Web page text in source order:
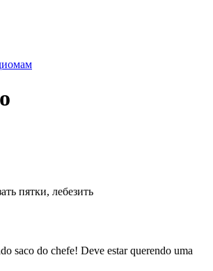
пятки, лебезить
saco do chefe! Deve estar querendo uma